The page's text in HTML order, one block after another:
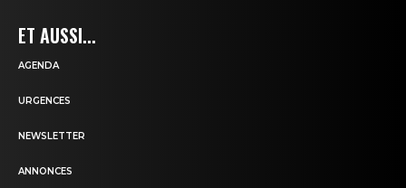
ET AUSSI...
AGENDA
URGENCES
NEWSLETTER
ANNONCES